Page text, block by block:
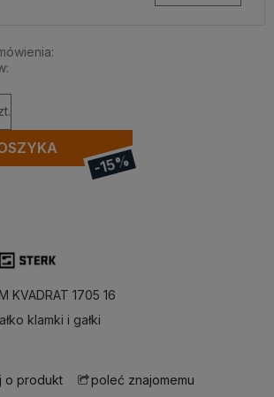
-15%
KVADRAT 1705 16
klamki i gałki
o produkt poleć znajomemu